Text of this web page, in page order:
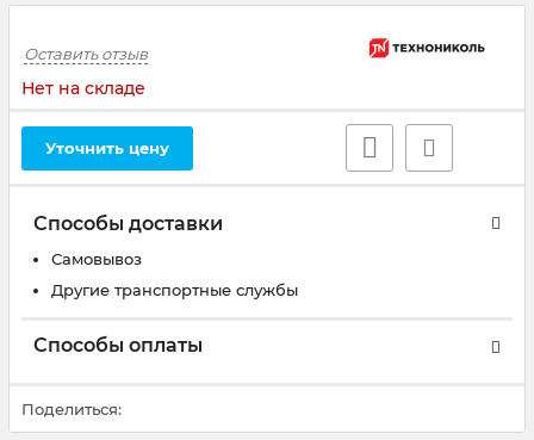
Оставить отзыв
Нет на складе
Уточнить цену
Способы доставки
Самовывоз
Другие транспортные службы
Способы оплаты
Поделиться: